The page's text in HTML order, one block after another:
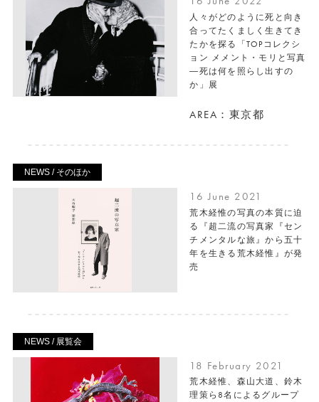
人々がどのように死と向き
合ってたくましく生きてき
たかを探る「TOPコレクシ
ョン メメント・モリと写真
―死は何を照らし出すの
か」展
AREA：東京都
NEWS / そのほか
16 June 2021
荒木経惟の写真の本質に迫
る『超二流の写真家『セン
チメンタルな旅』から五十
年を生きる荒木経惟』が発
売
NEWS / 展覧会
18 February 2021
荒木経惟、森山大道、鈴木
理策ら8名によるグループ